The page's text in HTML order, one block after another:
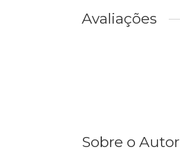
Avaliações
Sobre o Autor